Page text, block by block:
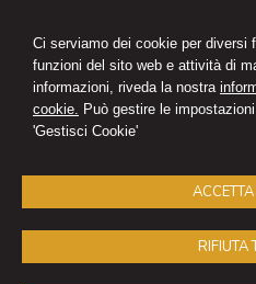
Ci serviamo dei cookie per diversi
funzioni del sito web e attività di
informazioni, riveda la nostra
cookie. Può gestire le
'Gestisci Cookie'
RIFIUTA